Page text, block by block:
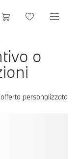
o
personalizzata